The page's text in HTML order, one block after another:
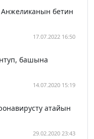
бетин
17.07.2022 16:50
башына
14.07.2020 15:19
атайын
29.02.2020 23:43